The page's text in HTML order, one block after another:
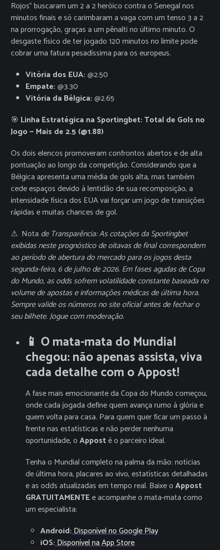
Rojos” buscaram um 2 a 2 heróico contra o Senegal nos
minutos finais e só carimbaram a vaga com um tenso 3 a 2
na prorrogação, graças a um pênalti no último minuto. O
desgaste físico de ter jogado 120 minutos no limite pode
cobrar uma fatura pesadíssima para os europeus.
Vitória dos EUA:@2.50
Empate:@3.30
Vitória da Bélgica:@2.65
🎯 Linha Estratégica na Sportingbet: Total de Gols no
Jogo — Mais de 2.5 (@1.88)
Os dois elencos promoveram confrontos abertos e de alta
pontuação ao longo da competição. Considerando que a
Bélgica apresenta uma média de gols alta, mas também
cede espaços devido à lentidão de sua recomposição, a
intensidade física dos EUA vai forçar um jogo de transições
rápidas e muitas chances de gol.
⚠ ️ Nota de Transparência: As cotações da Sportingbet
exibidas neste prognóstico de oitavas de final correspondem
ao período de abertura do mercado para os jogos desta
segunda-feira, 6 de julho de 2026. Em fases agudas de Copa
do Mundo, as odds sofrem volatilidade constante baseada no
volume de apostas e informações médicas de última hora.
Sempre valide os números no site oficial antes de fechar o
seu bilhete. Jogue com moderação.
📱 O mata-mata do Mundial
chegou: não apenas assista, viva
cada detalhe com o Appost!
A fase mais emocionante da Copa do Mundo começou,
onde cada jogada define quem avança rumo à glória e
quem volta para casa. Para quem quer ficar um passo à
frente nas estatísticas e não perder nenhuma
oportunidade, oApposté o parceiro ideal.
Tenha o Mundial completo na palma da mão: notícias
de última hora, placares ao vivo, estatísticas detalhadas
e as odds atualizadas em tempo real. Baixe oAppost
GRATUITAMENTEe acompanhe o mata-mata como
um especialista:
Android:Disponível no Google Play
iOS:Disponível na App Store